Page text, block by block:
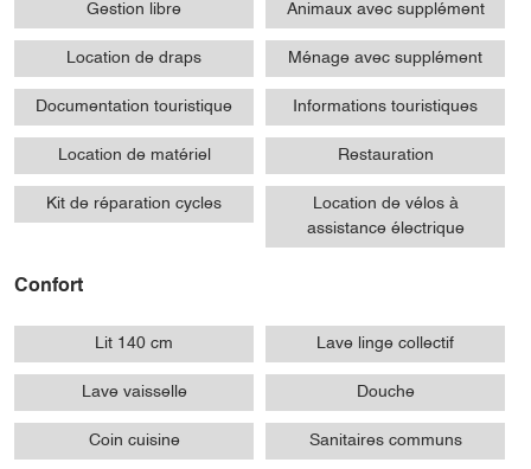
Gestion libre Animaux avec supplément
Location de draps Ménage avec supplément
Documentation touristique Informations touristiques
Location de matériel Restauration
Kit de réparation cycles
Location de vélos à
assistance électrique
Confort
Lit 140 cm Lave linge collectif
Lave vaisselle Douche
Coin cuisine Sanitaires communs